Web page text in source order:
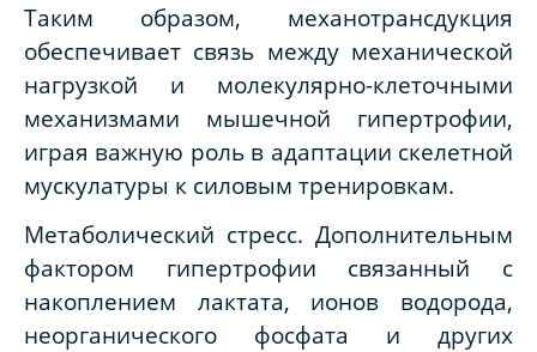
Таким образом, механотрансдукция
обеспечивает связь между механической
нагрузкой и молекулярно-клеточными
механизмами мышечной гипертрофии,
играя важную роль в адаптации скелетной
мускулатуры к силовым тренировкам.
Метаболический стресс. Дополнительным
фактором гипертрофии связанный с
накоплением лактата, ионов водорода,
неорганического фосфата и других